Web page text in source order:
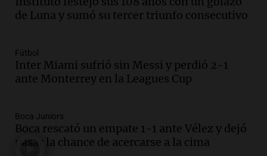
celebración única: 30.000 turistas y el
tradicional Toreo de la Vincha
Audio.Borges, abogada de Pourrain:
"Tres hombres se lo llevaron para
Episodios
Audio.Voluntarios limpiaron 9.000
metros del río Suquía y retiraron hasta
de Luna y sumó su tercer triunfo consecutivo
Fútbol
Inter Miami sufrió sin Messi y perdió 2-1
ante Monterrey en la Leagues Cup
Boca Juniors
Boca rescató un empate 1-1 ante Vélez y dejó
pasar la chance de acercarse a la cima